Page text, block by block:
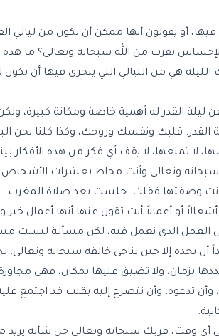
أو يقولون أنها ممكن أن تكون من ليالي
بقرب من الله سبحانه وتعالى؟ ما
هي من الليالي التي يتحرى فيها أن تكون
القدر له أهمية خاصة ومكانة كبيرة،
قلبك ونفسك وروحك، وكذا كلنا نحن
لا تمنعها، لا يقف أي فكر من هذه الأفكار
سبحانه وتعالى وأنت محاط بعشرات
أنت وصفتها فقلت: جلست بعد صلاة
أو أعمالاً أنت تقول عنها أنها أعمال خير
العمل الذي نعمل فيه، لكن مسألة ليست
أن يجده إلا حين يناجي خالقه سبحانه
بزمان، ولا تضيق عليها بمكان، فهي
وأن تدعوه، وأن تتضرع إليه بقلب قد اجتمع
أي وقت، فربك سبحانه وتعالى جل شأنه يريد